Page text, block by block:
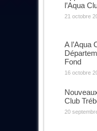
l’Aqua
21 octobre
A l’Aqua
Fond
16 octobre
Club
20